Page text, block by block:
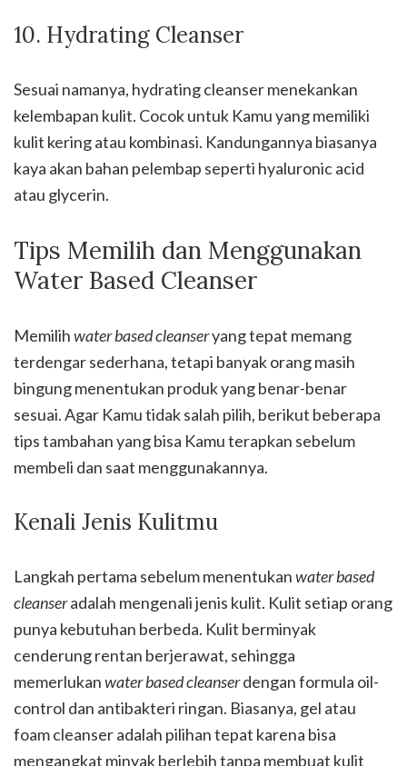
10. Hydrating Cleanser
Sesuai namanya, hydrating cleanser menekankan
kelembapan kulit. Cocok untuk Kamu yang memiliki
kulit kering atau kombinasi. Kandungannya biasanya
kaya akan bahan pelembap seperti hyaluronic acid
atau glycerin.
Tips Memilih dan Menggunakan
Water Based Cleanser
Memilihwater based cleanseryang tepat memang
terdengar sederhana, tetapi banyak orang masih
bingung menentukan produk yang benar-benar
sesuai. Agar Kamu tidak salah pilih, berikut beberapa
tips tambahan yang bisa Kamu terapkan sebelum
membeli dan saat menggunakannya.
Kenali Jenis Kulitmu
Langkah pertama sebelum menentukanwater based
cleanseradalah mengenali jenis kulit. Kulit setiap orang
punya kebutuhan berbeda. Kulit berminyak
cenderung rentan berjerawat, sehingga
memerlukanwater based cleanserdengan formula oil-
control dan antibakteri ringan. Biasanya, gel atau
foam cleanser adalah pilihan tepat karena bisa
mengangkat minyak berlebih tanpa membuat kulit